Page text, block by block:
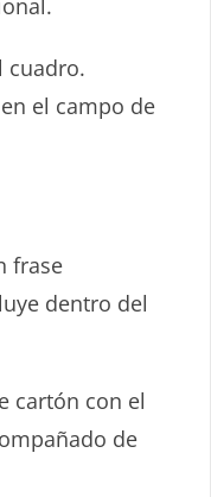
cuadro.
el campo de
frase
dentro del
cartón con el
de